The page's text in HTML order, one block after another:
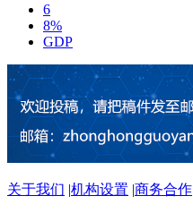
6
8%
GDP
关于我们 |机构设置 |商务合作